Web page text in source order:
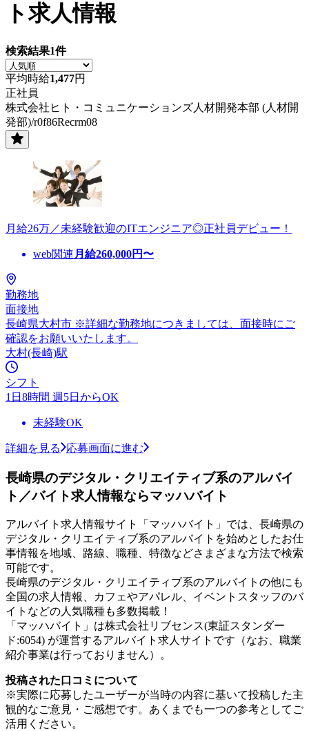
ト求人情報
検索結果1件
平均時給1,477円
正社員
株式会社ヒト・コミュニケーションズ人材開発本部 (人材開
発部)/r0f86Recrm08
月給26万／未経験歓迎のITエンジニア◎正社員デビュー！
web関連 月給260,000円〜
勤務地
面接地
長崎県大村市 ※詳細な勤務地につきましては、面接時にご
確認をお願いいたします。
大村(長崎)駅
シフト
1日8時間 週5日からOK
未経験OK
詳細を見る 応募画面に進む
長崎県のデジタル・クリエイティブ系のアルバイ
ト／バイト求人情報ならマッハバイト
アルバイト求人情報サイト「マッハバイト」では、長崎県の
デジタル・クリエイティブ系のアルバイトを始めとしたお仕
事情報を地域、路線、職種、特徴などさまざまな方法で検索
可能です。
長崎県のデジタル・クリエイティブ系のアルバイトの他にも
全国の求人情報、カフェやアパレル、イベントスタッフのバ
イトなどの人気職種も多数掲載！
「マッハバイト」は株式会社リブセンス(東証スタンダー
ド:6054) が運営するアルバイト求人サイトです（なお、職業
紹介事業は行っておりません）。
投稿された口コミについて
※実際に応募したユーザーが当時の内容に基いて投稿した主
観的なご意見・ご感想です。あくまでも一つの参考としてご
活用ください。